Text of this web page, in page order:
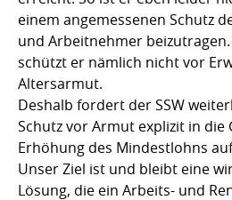
einem angemessenen Schutz
und Arbeitnehmer
schützt er nämlich nicht vor
Altersarmut.
Deshalb fordert der SSW
Schutz vor Armut explizit in die
Erhöhung des Mindestlohns
Unser Ziel ist und bleibt eine
Lösung, die ein Arbeits- und